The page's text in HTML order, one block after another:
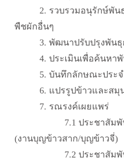
2. รวบรวมอนุรักษ์พันธุ
พืชผักอื่นๆ
3. พัฒนาปรับปรุงพันธุก
4. ประเมินเพื่อค้นหาพั
5. บันทึกลักษณะประจ
6. แปรรูปข้าวและสมุน
7. รณรงค์เผยแพร่
7.1 ประชาสัมพันธ์
(งานบุญข้าวสาก/บุญข้าวจี่)
7.2 ประชาสัมพันธ์